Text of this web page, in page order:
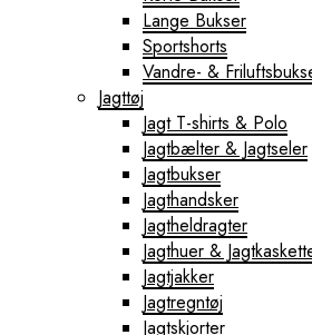
Lange Bukser
Sportshorts
Vandre- &
Jagttøj
Jagt T-shirts & Polo
Jagtbælter & Jagtseler
Jagtbukser
Jagthandsker
Jagtheldragter
Jagthuer &
Jagtjakker
Jagtregntøj
Jagtskjorter